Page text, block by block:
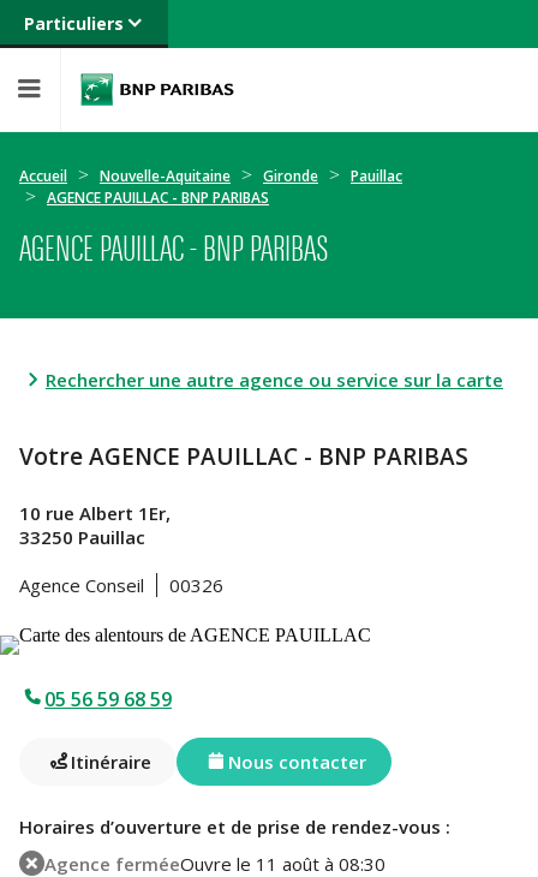
Particuliers
Banque privée
Entreprises
Accueil Nouvelle-Aquitaine Gironde
Pauillac
AGENCE PAUILLAC - BNP PARIBAS
AGENCE PAUILLAC - BNP PARIBAS
Rechercher une autre agence ou service sur la carte
Votre AGENCE PAUILLAC - BNP PARIBAS
10 rue Albert 1Er,
33250 Pauillac
Agence Conseil
00326
05 56 59 68 59
Itinéraire Nous contacter
Horaires d’ouverture et de prise de rendez-vous :
Agence ferméeOuvre le 11 août à 08:30